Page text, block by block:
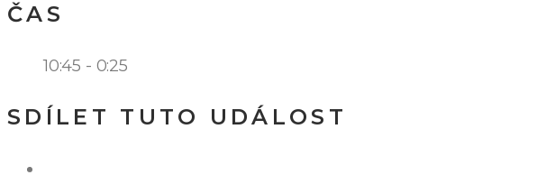
ČAS
10:45 - 0:25
SDÍLET TUTO UDÁLOST